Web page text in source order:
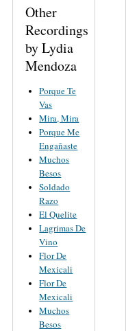
Other
Recordings
by Lydia
Mendoza
Porque Te
Vas
Mira, Mira
Porque Me
Engañaste
Muchos
Besos
Soldado
Razo
El Quelite
Lagrimas De
Vino
Flor De
Mexicali
Flor De
Mexicali
Muchos
Besos